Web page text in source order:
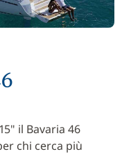
il Bavaria 46
chi cerca più